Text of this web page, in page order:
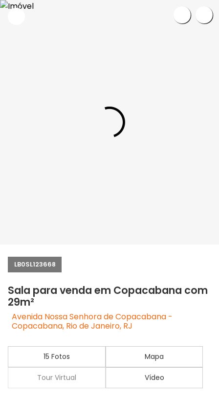
LB0SL123668
Sala para venda em Copacabana com
29m²
Avenida Nossa Senhora de Copacabana -
Copacabana, Rio de Janeiro, RJ
15 Fotos Mapa
Tour Virtual Vídeo